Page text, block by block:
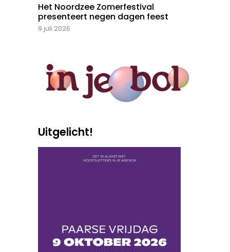
Het Noordzee Zomerfestival
presenteert negen dagen feest
9 juli 2026
Uitgelicht!